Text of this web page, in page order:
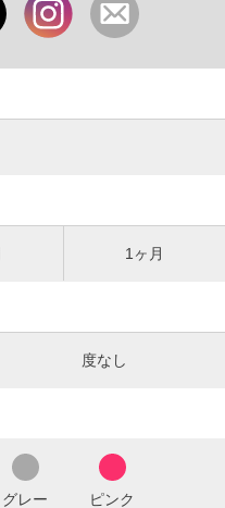
1ヶ月
度なし
グレー ピンク